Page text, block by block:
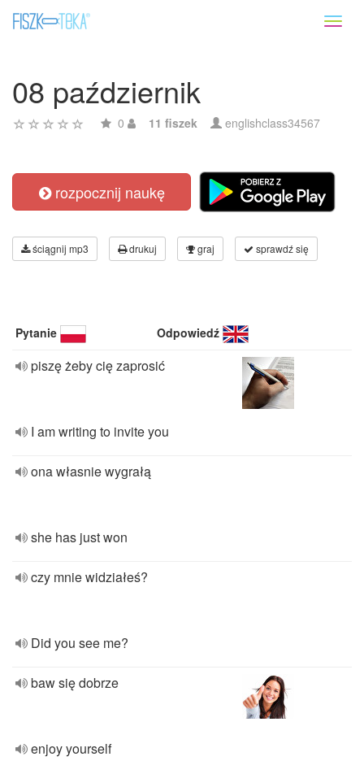
08 październik
0 11 fiszek englishclass34567
rozpocznij naukę
ściągnij mp3 drukuj graj sprawdź się
Pytanie Odpowiedź
piszę żeby cię zaprosić
I am writing to invite you
ona własnie wygrałą
she has just won
czy mnie widziałeś?
Did you see me?
baw się dobrze
enjoy yourself